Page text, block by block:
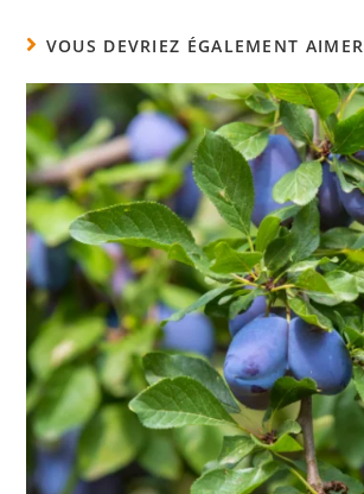
VOUS DEVRIEZ ÉGALEMENT AIMER